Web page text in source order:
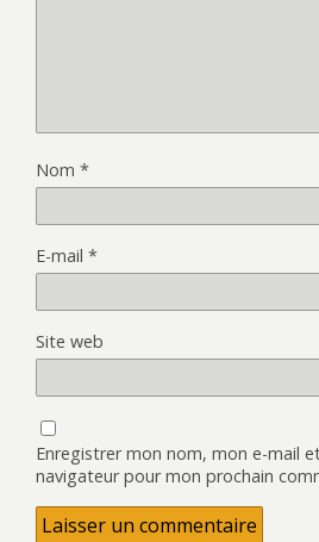
Nom *
E-mail *
Site web
Enregistrer mon nom, mon e-mail
navigateur pour mon prochain